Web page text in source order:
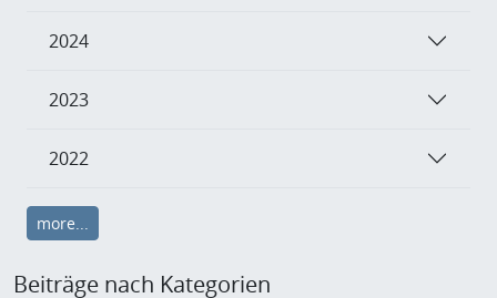
2024
2023
2022
more...
Beiträge nach Kategorien